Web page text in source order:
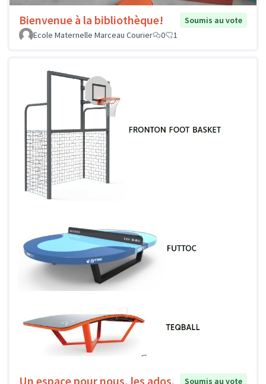
Bienvenue à la bibliothèque!
Soumis au vote
Ecole Maternelle Marceau Courier
0 1
Un espace pour nous, les ados. Soumis au vote